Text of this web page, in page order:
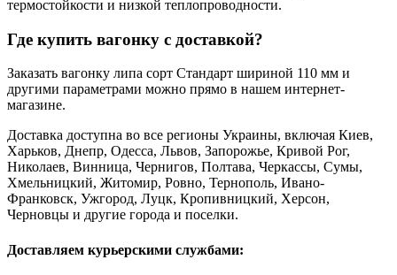
термостойкости и низкой теплопроводности.
Где купить вагонку с доставкой?
Заказать вагонку липа сорт Стандарт шириной 110 мм и
другими параметрами можно прямо в нашем интернет-
магазине.
Доставка доступна во все регионы Украины, включая Киев,
Харьков, Днепр, Одесса, Львов, Запорожье, Кривой Рог,
Николаев, Винница, Чернигов, Полтава, Черкассы, Сумы,
Хмельницкий, Житомир, Ровно, Тернополь, Ивано-
Франковск, Ужгород, Луцк, Кропивницкий, Херсон,
Черновцы и другие города и поселки.
Доставляем курьерскими службами: